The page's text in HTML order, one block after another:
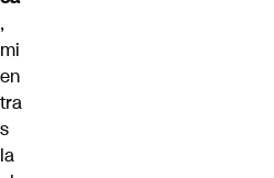
,
mi
en
tra
s
la